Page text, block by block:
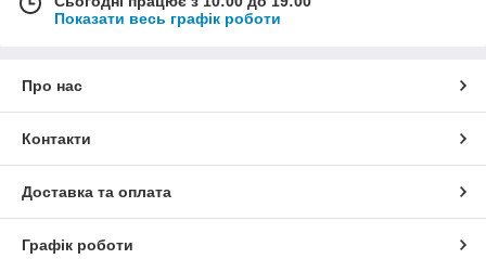
Показати весь графік роботи
Про нас
Контакти
Доставка та оплата
Графік роботи